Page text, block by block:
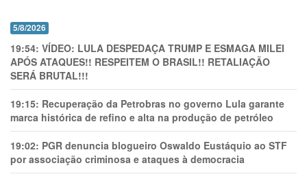
5/8/2026
19:54: VÍDEO: LULA DESPEDAÇA TRUMP E ESMAGA MILEI
APÓS ATAQUES!! RESPEITEM O BRASIL!! RETALIAÇÃO
SERÁ BRUTAL!!!
19:15: Recuperação da Petrobras no governo Lula garante
marca histórica de refino e alta na produção de petróleo
19:02: PGR denuncia blogueiro Oswaldo Eustáquio ao STF
por associação criminosa e ataques à democracia